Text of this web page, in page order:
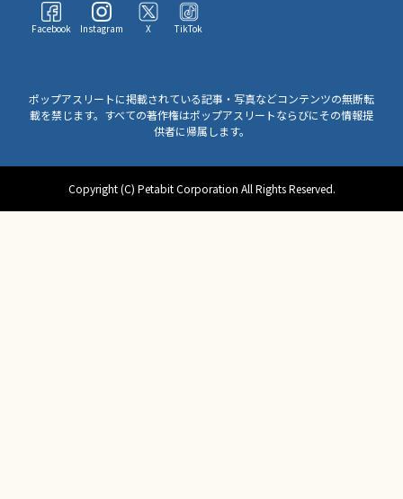
Facebook Instagram X TikTok
ポップアスリートに掲載されている記事・写真などコンテンツの無断転
載を禁じます。すべての著作権はポップアスリートならびにその情報提
供者に帰属します。
Copyright (C) Petabit Corporation All Rights Reserved.